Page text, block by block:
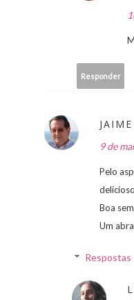
Responder
9 de
Pelo
Boa
Um
Respostas